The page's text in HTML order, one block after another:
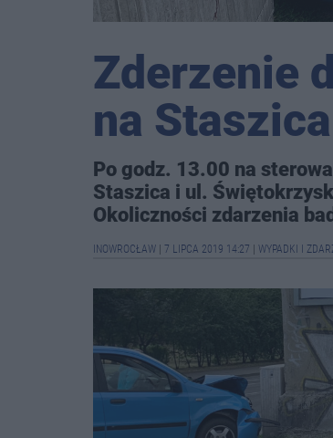
Zderzenie
na Staszica
Po godz. 13.00 na
Staszica i ul.
Okoliczności zdarzenia
INOWROCŁAW 7 LIPCA 2019 14:27 WYPADKI I